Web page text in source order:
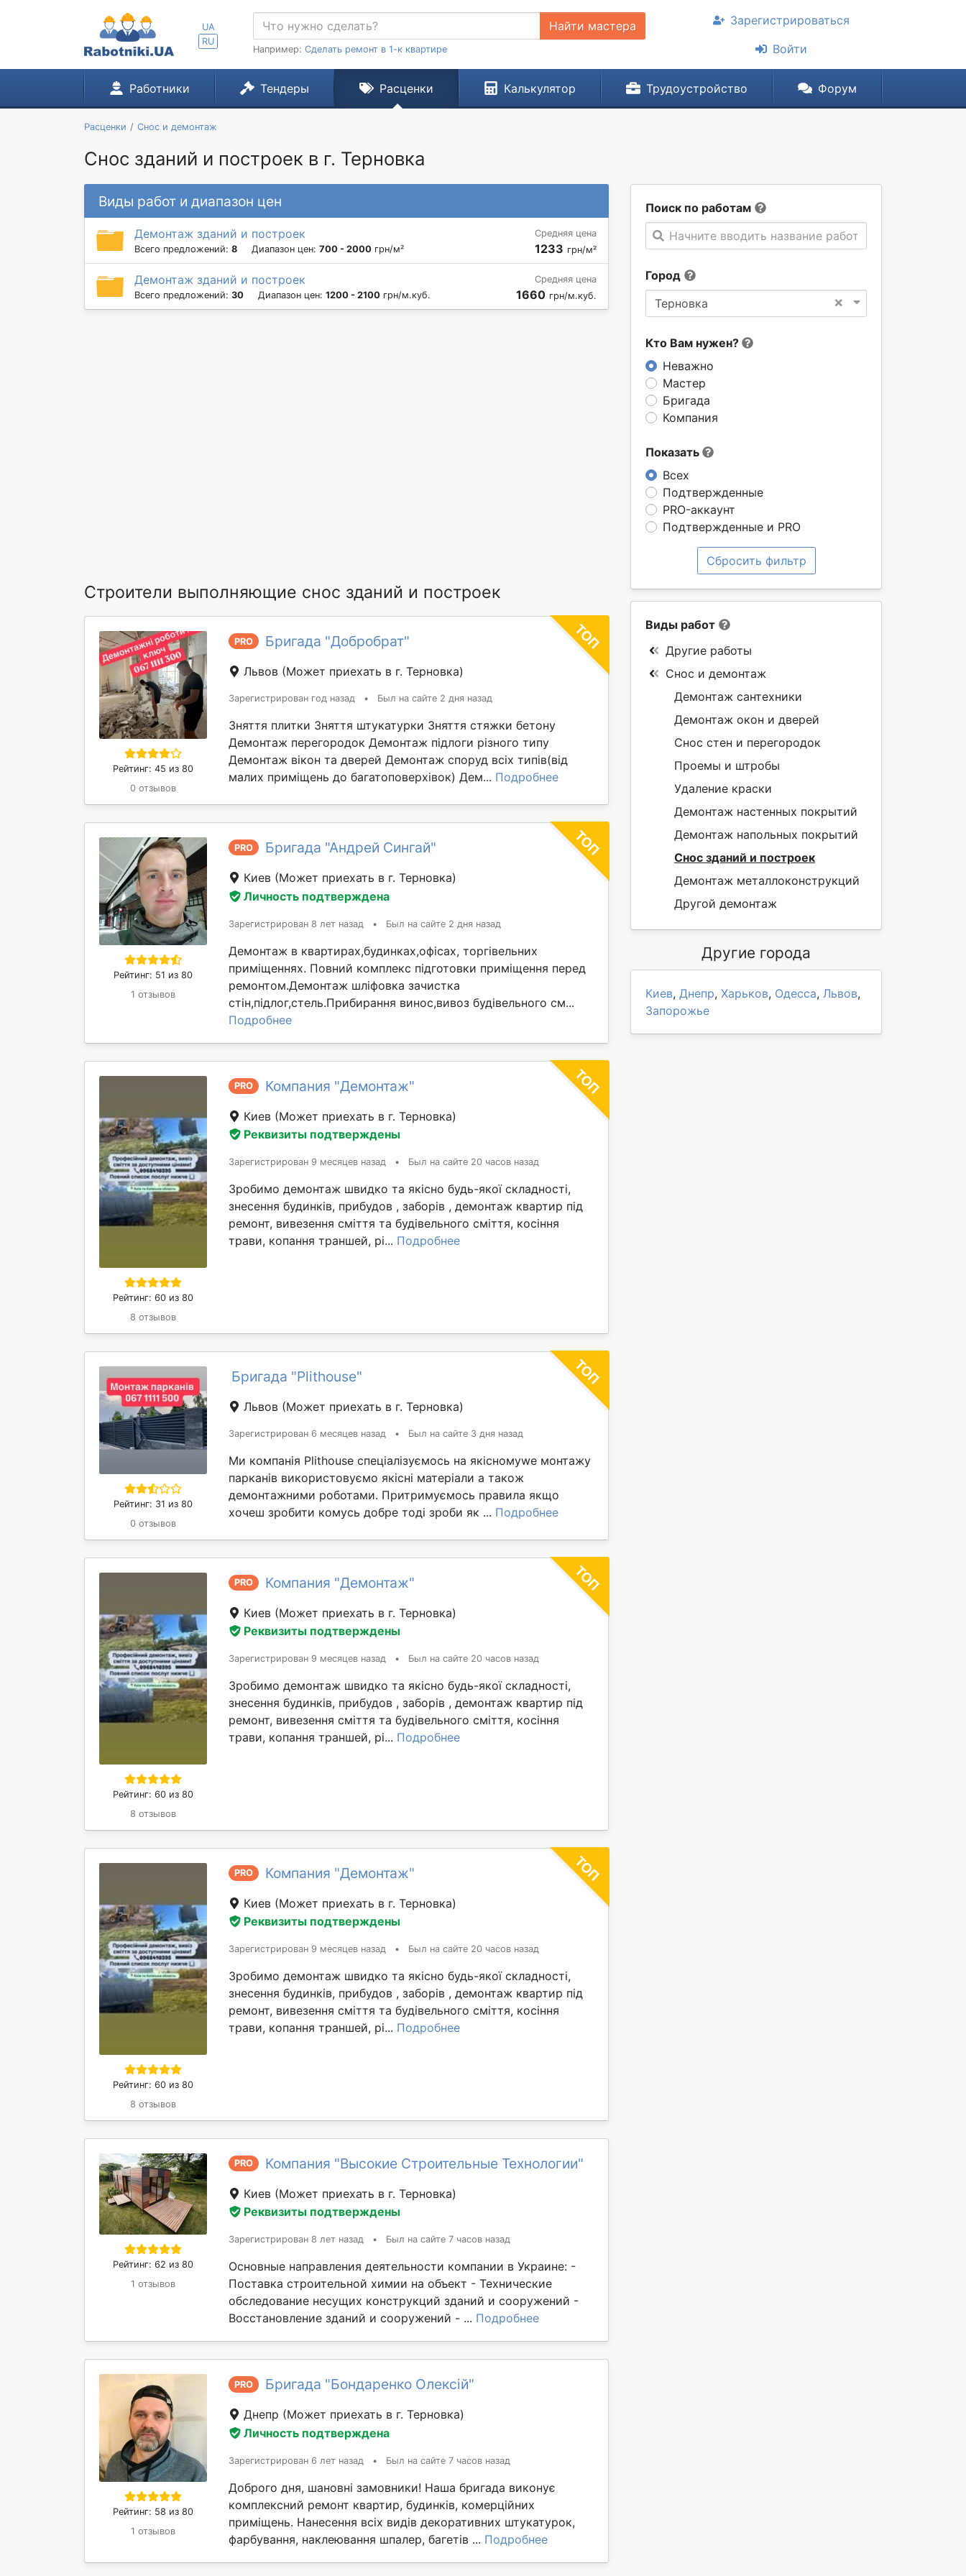
UA
RU
Найти мастера
Например: Сделать ремонт в 1-к квартире
Зарегистрироваться
Войти
Работники Тендеры Расценки Калькулятор Трудоустройство Форум
Расценки Снос и демонтаж
Снос зданий и построек в г. Терновка
Поиск по работам
Начните вводить название работы
Город
×
Терновка
Кто Вам нужен?
Неважно
Мастер
Бригада
Компания
Показать
Всех
Подтвержденные
PRO-аккаунт
Подтвержденные и PRO
Сбросить фильтр
Виды работ и диапазон цен
Демонтаж зданий и построек
Всего предложений: 8 Диапазон цен: 700 - 2000 грн/м²
Средняя цена
1233 грн/м²
Демонтаж зданий и построек
Всего предложений: 30 Диапазон цен: 1200 - 2100 грн/м.куб.
Средняя цена
1660 грн/м.куб.
Строители выполняющие снос зданий и построек
Рейтинг: 45 из 80
0 отзывов
PRO Бригада "Добробрат"
Львов (Может приехать в г. Терновка)
Зарегистрирован год назад • Был на сайте 2 дня назад
Зняття плитки Зняття штукатурки Зняття стяжки бетону
Демонтаж перегородок Демонтаж підлоги різного типу
Демонтаж вікон та дверей Демонтаж споруд всіх типів(від
малих приміщень до багатоповерхівок) Дем... Подробнее
Рейтинг: 51 из 80
1 отзывов
PRO Бригада "Андрей Сингай"
Киев (Может приехать в г. Терновка)
Личность подтверждена
Зарегистрирован 8 лет назад • Был на сайте 2 дня назад
Демонтаж в квартирах,будинках,офісах, торгівельних
приміщеннях. Повний комплекс підготовки приміщення перед
ремонтом.Демонтаж шліфовка зачистка
стін,підлог,стель.Прибирання винос,вивоз будівельного см...
Подробнее
Рейтинг: 60 из 80
8 отзывов
PRO Компания "Демонтаж"
Киев (Может приехать в г. Терновка)
Реквизиты подтверждены
Зарегистрирован 9 месяцев назад • Был на сайте 20 часов назад
Зробимо демонтаж швидко та якісно будь-якої складності,
знесення будинків, прибудов , заборів , демонтаж квартир під
ремонт, вивезення сміття та будівельного сміття, косіння
трави, копання траншей, рі... Подробнее
Рейтинг: 31 из 80
0 отзывов
Бригада "Plithouse"
Львов (Может приехать в г. Терновка)
Зарегистрирован 6 месяцев назад • Был на сайте 3 дня назад
Ми компанія Plithouse спеціалізуємось на якісномуwe монтажу
парканів використовуємо якісні матеріали а також
демонтажними роботами. Притримуємось правила якщо
хочеш зробити комусь добре тоді зроби як ... Подробнее
Рейтинг: 60 из 80
8 отзывов
PRO Компания "Демонтаж"
Киев (Может приехать в г. Терновка)
Реквизиты подтверждены
Зарегистрирован 9 месяцев назад • Был на сайте 20 часов назад
Зробимо демонтаж швидко та якісно будь-якої складності,
знесення будинків, прибудов , заборів , демонтаж квартир під
ремонт, вивезення сміття та будівельного сміття, косіння
трави, копання траншей, рі... Подробнее
Рейтинг: 60 из 80
8 отзывов
PRO Компания "Демонтаж"
Киев (Может приехать в г. Терновка)
Реквизиты подтверждены
Зарегистрирован 9 месяцев назад • Был на сайте 20 часов назад
Зробимо демонтаж швидко та якісно будь-якої складності,
знесення будинків, прибудов , заборів , демонтаж квартир під
ремонт, вивезення сміття та будівельного сміття, косіння
трави, копання траншей, рі... Подробнее
Рейтинг: 62 из 80
1 отзывов
PRO Компания "Высокие Строительные Технологии"
Киев (Может приехать в г. Терновка)
Реквизиты подтверждены
Зарегистрирован 8 лет назад • Был на сайте 7 часов назад
Основные направления деятельности компании в Украине: -
Поставка строительной химии на объект - Технические
обследование несущих конструкций зданий и сооружений -
Восстановление зданий и сооружений - ... Подробнее
Рейтинг: 58 из 80
1 отзывов
PRO Бригада "Бондаренко Олексій"
Днепр (Может приехать в г. Терновка)
Личность подтверждена
Зарегистрирован 6 лет назад • Был на сайте 7 часов назад
Доброго дня, шановні замовники! Наша бригада виконує
комплексний ремонт квартир, будинків, комерційних
приміщень. Нанесення всіх видів декоративних штукатурок,
фарбування, наклеювання шпалер, багетів ... Подробнее
Виды работ
Другие работы
Снос и демонтаж
Демонтаж сантехники
Демонтаж окон и дверей
Снос стен и перегородок
Проемы и штробы
Удаление краски
Демонтаж настенных покрытий
Демонтаж напольных покрытий
Снос зданий и построек
Демонтаж металлоконструкций
Другой демонтаж
Другие города
Киев, Днепр, Харьков, Одесса, Львов,
Запорожье